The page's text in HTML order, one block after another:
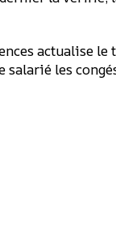
actualise
les